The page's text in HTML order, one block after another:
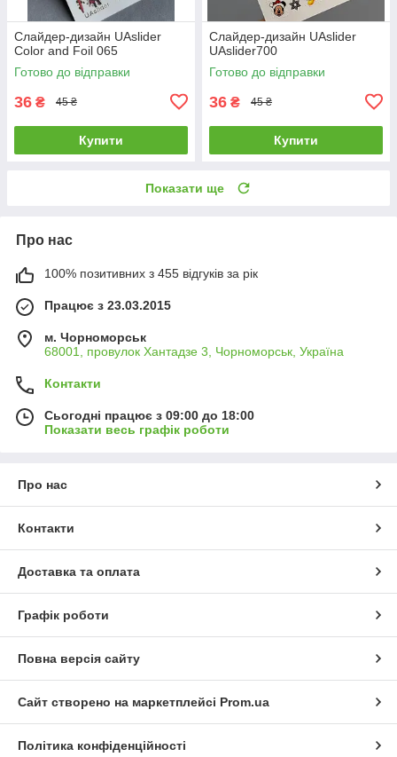
Слайдер-дизайн UAslider
Color and Foil 065
Готово до відправки
36 ₴ 45 ₴
Купити
Слайдер-дизайн UAslider
UAslider700
Готово до відправки
36 ₴ 45 ₴
Купити
Показати ще
Про нас
100% позитивних з 455 відгуків за рік
Працює з 23.03.2015
м. Чорноморськ
68001, провулок Хантадзе 3, Чорноморськ, Україна
Контакти
Сьогодні працює з 09:00 до 18:00
Показати весь графік роботи
Про нас
Контакти
Доставка та оплата
Графік роботи
Повна версія сайту
Сайт створено на маркетплейсі Prom.ua
Політика конфіденційності